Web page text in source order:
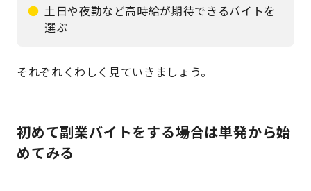
土日や夜勤など高時給が期待できるバイトを
選ぶ
それぞれくわしく見ていきましょう。
初めて副業バイトをする場合は単発から始
めてみる